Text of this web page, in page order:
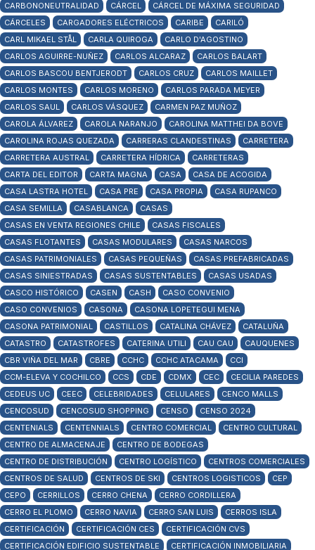
CARBONONEUTRALIDAD
CÁRCEL
CÁRCEL DE MÁXIMA SEGURIDAD
CÁRCELES
CARGADORES ELÉCTRICOS CARIBE
CARILÓ
CARL MIKAEL STÅL
CARLA QUIROGA
CARLO D'AGOSTINO
CARLOS AGUIRRE-NUÑEZ
CARLOS ALCARAZ
CARLOS BALART
CARLOS BASCOU BENTJERODT
CARLOS CRUZ
CARLOS MAILLET
CARLOS MONTES
CARLOS MORENO
CARLOS PARADA MEYER
CARLOS SAUL
CARLOS VÁSQUEZ
CARMEN PAZ MUÑOZ
CAROLA ÁLVAREZ
CAROLA NARANJO
CAROLINA MATTHEI DA BOVE
CAROLINA ROJAS QUEZADA
CARRERAS CLANDESTINAS
CARRETERA
CARRETERA AUSTRAL
CARRETERA HÍDRICA
CARRETERAS
CARTA DEL EDITOR
CARTA MAGNA CASA
CASA DE ACOGIDA
CASA LASTRA HOTEL
CASA PRE CASA PROPIA
CASA RUPANCO
CASA SEMILLA
CASABLANCA
CASAS
CASAS EN VENTA REGIONES CHILE
CASAS FISCALES
CASAS FLOTANTES
CASAS MODULARES
CASAS NARCOS
CASAS PATRIMONIALES
CASAS PEQUEÑAS
CASAS PREFABRICADAS
CASAS SINIESTRADAS
CASAS SUSTENTABLES
CASAS USADAS
CASCO HISTÓRICO
CASEN CASH
CASO CONVENIO
CASO CONVENIOS
CASONA
CASONA LOPETEGUI MENA
CASONA PATRIMONIAL
CASTILLOS CATALINA CHÁVEZ
CATALUÑA
CATASTRO
CATASTROFES CATERINA UTILI CAU CAU
CAUQUENES
CBR VIÑA DEL MAR
CBRE CCHC CCHC ATACAMA
CCI
CCM-ELEVA Y COCHILCO
CCS CDE CDMX CEC
CECILIA PAREDES
CEDEUS UC
CEEC CELEBRIDADES CELULARES
CENCO MALLS
CENCOSUD
CENCOSUD SHOPPING CENSO
CENSO 2024
CENTENIALS
CENTENNIALS CENTRO COMERCIAL
CENTRO CULTURAL
CENTRO DE ALMACENAJE
CENTRO DE BODEGAS
CENTRO DE DISTRIBUCIÓN
CENTRO LOGÍSTICO
CENTROS COMERCIALES
CENTROS DE SALUD
CENTROS DE SKI CENTROS LOGISTICOS
CEP
CEPO
CERRILLOS CERRO CHENA
CERRO CORDILLERA
CERRO EL PLOMO
CERRO NAVIA CERRO SAN LUIS
CERROS ISLA
CERTIFICACIÓN
CERTIFICACIÓN CES
CERTIFICACIÓN CVS
CERTIFICACIÓN EDIFICIO SUSTENTABLE
CERTIFICACIÓN INMOBILIARIA